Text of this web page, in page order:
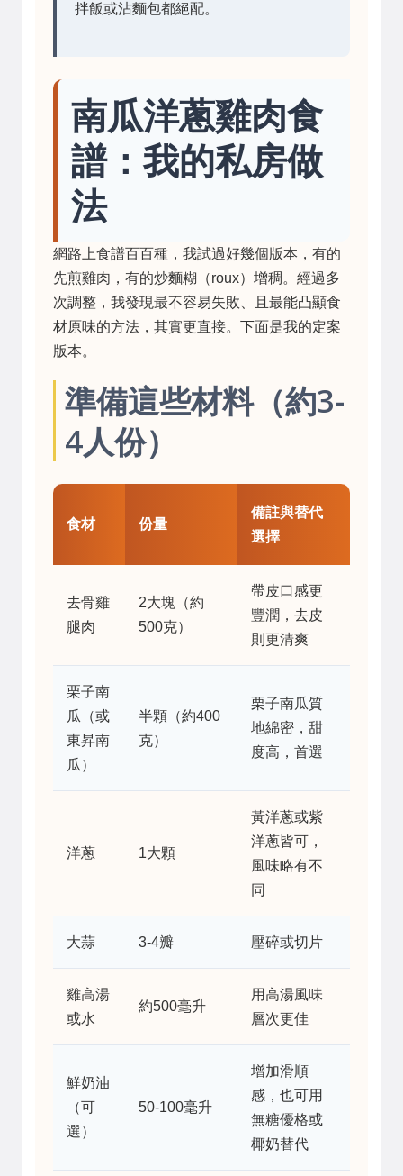
拌飯或沾麵包都絕配。
南瓜洋蔥雞肉食
譜：我的私房做
法
網路上食譜百百種，我試過好幾個版本，有的
先煎雞肉，有的炒麵糊（roux）增稠。經過多
次調整，我發現最不容易失敗、且最能凸顯食
材原味的方法，其實更直接。下面是我的定案
版本。
準備這些材料（約3-
4人份）
食材 份量
備註與替代
選擇
去骨雞
腿肉
2大塊（約
500克）
帶皮口感更
豐潤，去皮
則更清爽
栗子南
瓜（或
東昇南
瓜）
半顆（約400
克）
栗子南瓜質
地綿密，甜
度高，首選
洋蔥 1大顆
黃洋蔥或紫
洋蔥皆可，
風味略有不
同
大蒜 3-4瓣 壓碎或切片
雞高湯
或水
約500毫升
用高湯風味
層次更佳
鮮奶油
（可
選）
50-100毫升
增加滑順
感，也可用
無糖優格或
椰奶替代